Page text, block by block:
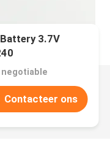
3.7V
negotiable
Contacteer ons